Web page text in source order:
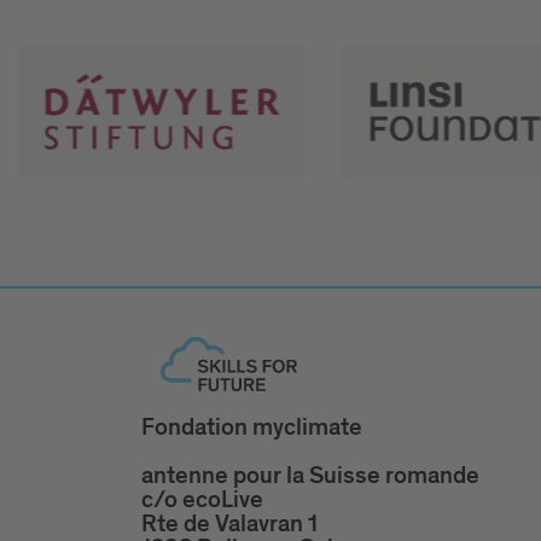
Fondation myclimate
antenne pour la Suisse romande
c/o ecoLive
Rte de Valavran 1